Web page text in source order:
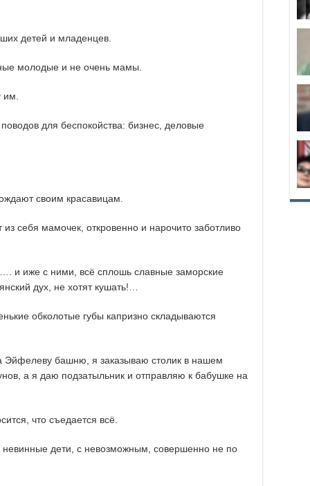
детей и младенцев.
молодые и не очень мамы.
для беспокойства: бизнес, деловые
своим красавицам.
себя мамочек, откровенно и нарочито заботливо
и иже с ними, всё сплошь славные заморские
дух, не хотят кушать!…
обколотые губы капризно складываются
башню, я заказываю столик в нашем
а я даю подзатыльник и отправляю к бабушке на
что съедается всё.
дети, с невозможным, совершенно не по